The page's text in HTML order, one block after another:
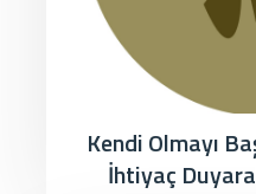
Kendi Olmayı
İhtiyaç